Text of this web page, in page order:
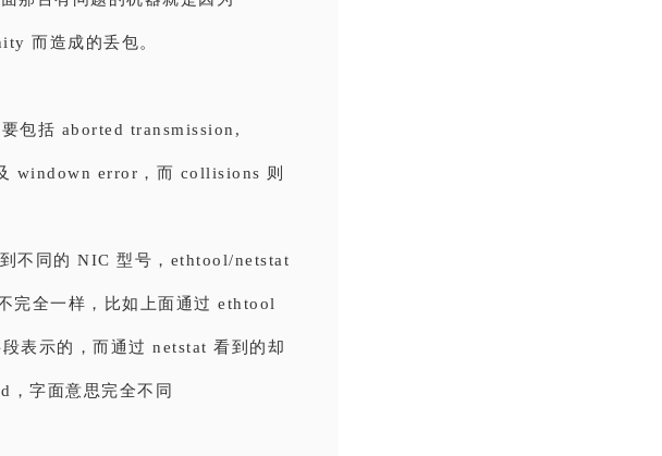
而造成的丢包。
包括 aborted transmission,
windown error，而 collisions 则
不同的 NIC 型号，ethtool/netstat
完全一样，比如上面通过 ethtool
表示的，而通过 netstat 看到的却
字面意思完全不同